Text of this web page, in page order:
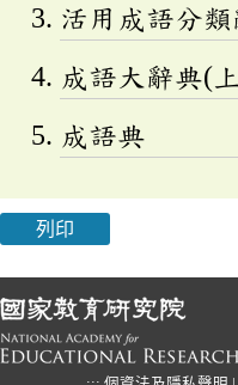
活用成語分
成語大辭典(
成語典
列印